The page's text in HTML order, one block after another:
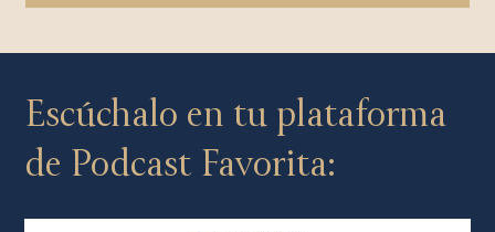
Escúchalo en tu plataforma
de Podcast Favorita: